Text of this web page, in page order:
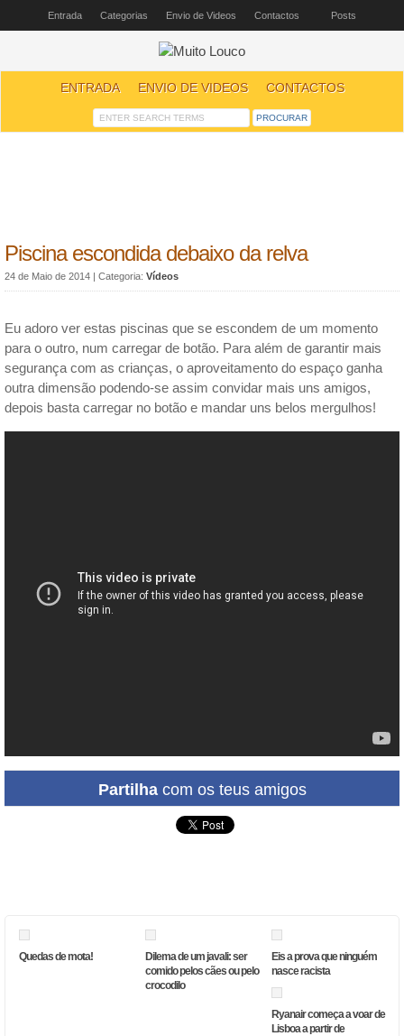
Entrada Categorias Envio de Videos Contactos Posts
ENTRADA ENVIO DE VIDEOS CONTACTOS
Piscina escondida debaixo da relva
24 de Maio de 2014 | Categoria: Vídeos
Eu adoro ver estas piscinas que se escondem de um momento
para o outro, num carregar de botão. Para além de garantir mais
segurança com as crianças, o aproveitamento do espaço ganha
outra dimensão podendo-se assim convidar mais uns amigos,
depois basta carregar no botão e mandar uns belos mergulhos!
Partilhacom os teus amigos
Quedas de mota!
Dilema de um javali: ser
comido pelos cães ou pelo
crocodilo
Eis a prova que ninguém
nasce racista
Ryanair começa a voar de
Lisboa a partir de